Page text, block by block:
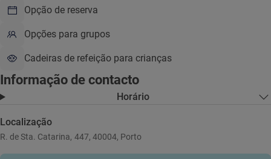
Opção de reserva
Opções para grupos
Cadeiras de refeição para crianças
Informação de contacto
Horário
Localização
R. de Sta. Catarina, 447, 40004, Porto